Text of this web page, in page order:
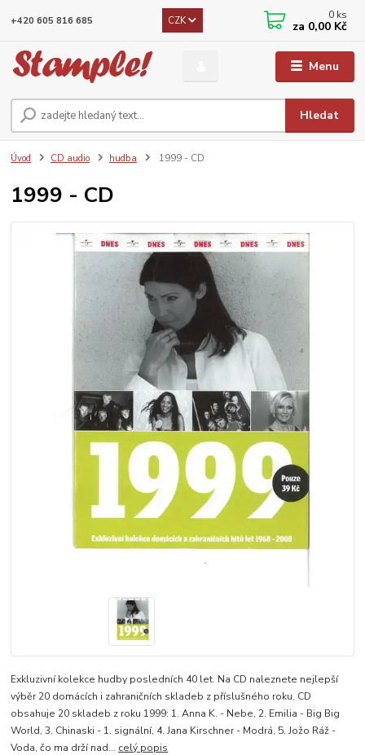
Menu
CZK
Hledat
+420 605 816 685 0 ks
za 0,00 Kč
Úvod CD audio hudba 1999 - CD
1999 - CD
Exkluzivní kolekce hudby posledních 40 let. Na CD naleznete nejlepší
výběr 20 domácích i zahraničních skladeb z příslušného roku. CD
obsahuje 20 skladeb z roku 1999: 1. Anna K. - Nebe, 2. Emilia - Big Big
World, 3. Chinaski - 1. signální, 4. Jana Kirschner - Modrá, 5. Jožo Ráž -
Voda, čo ma drží nad... celý popis